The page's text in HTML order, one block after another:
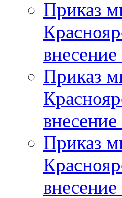
Приказ
Приказ
Приказ